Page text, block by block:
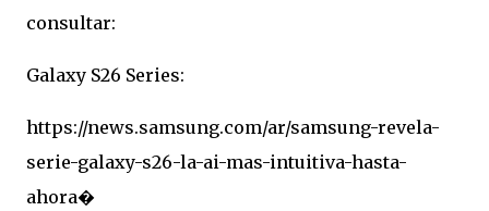
consultar:
Galaxy S26 Series:
https://news.samsung.com/ar/samsung-revela-
serie-galaxy-s26-la-ai-mas-intuitiva-hasta-
ahora⁠�